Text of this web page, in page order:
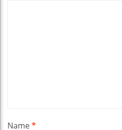
Name*